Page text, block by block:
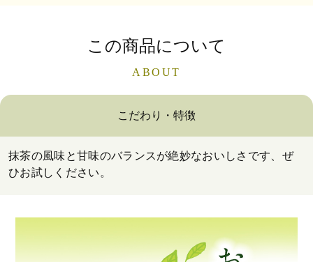
この商品について
ABOUT
こだわり・特徴
抹茶の風味と甘味のバランスが絶妙なおいしさです、ぜ
ひお試しください。